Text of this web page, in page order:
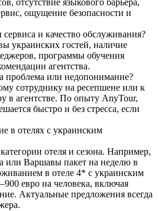
отсутствие языкового барьера,
ощущение безопасности и
и качество обслуживания?
украинских гостей, наличие
программы обучения
агентства.
проблема или недопонимание?
сотруднику на ресепшене или к
в агентстве. По опыту AnyTour,
быстро и без стресса, если
в отелях с украинским
отеля и сезона. Например,
или Варшавы пакет на неделю в
в отеле 4* с украинским
евро на человека, включая
Актуальные предложения всегда